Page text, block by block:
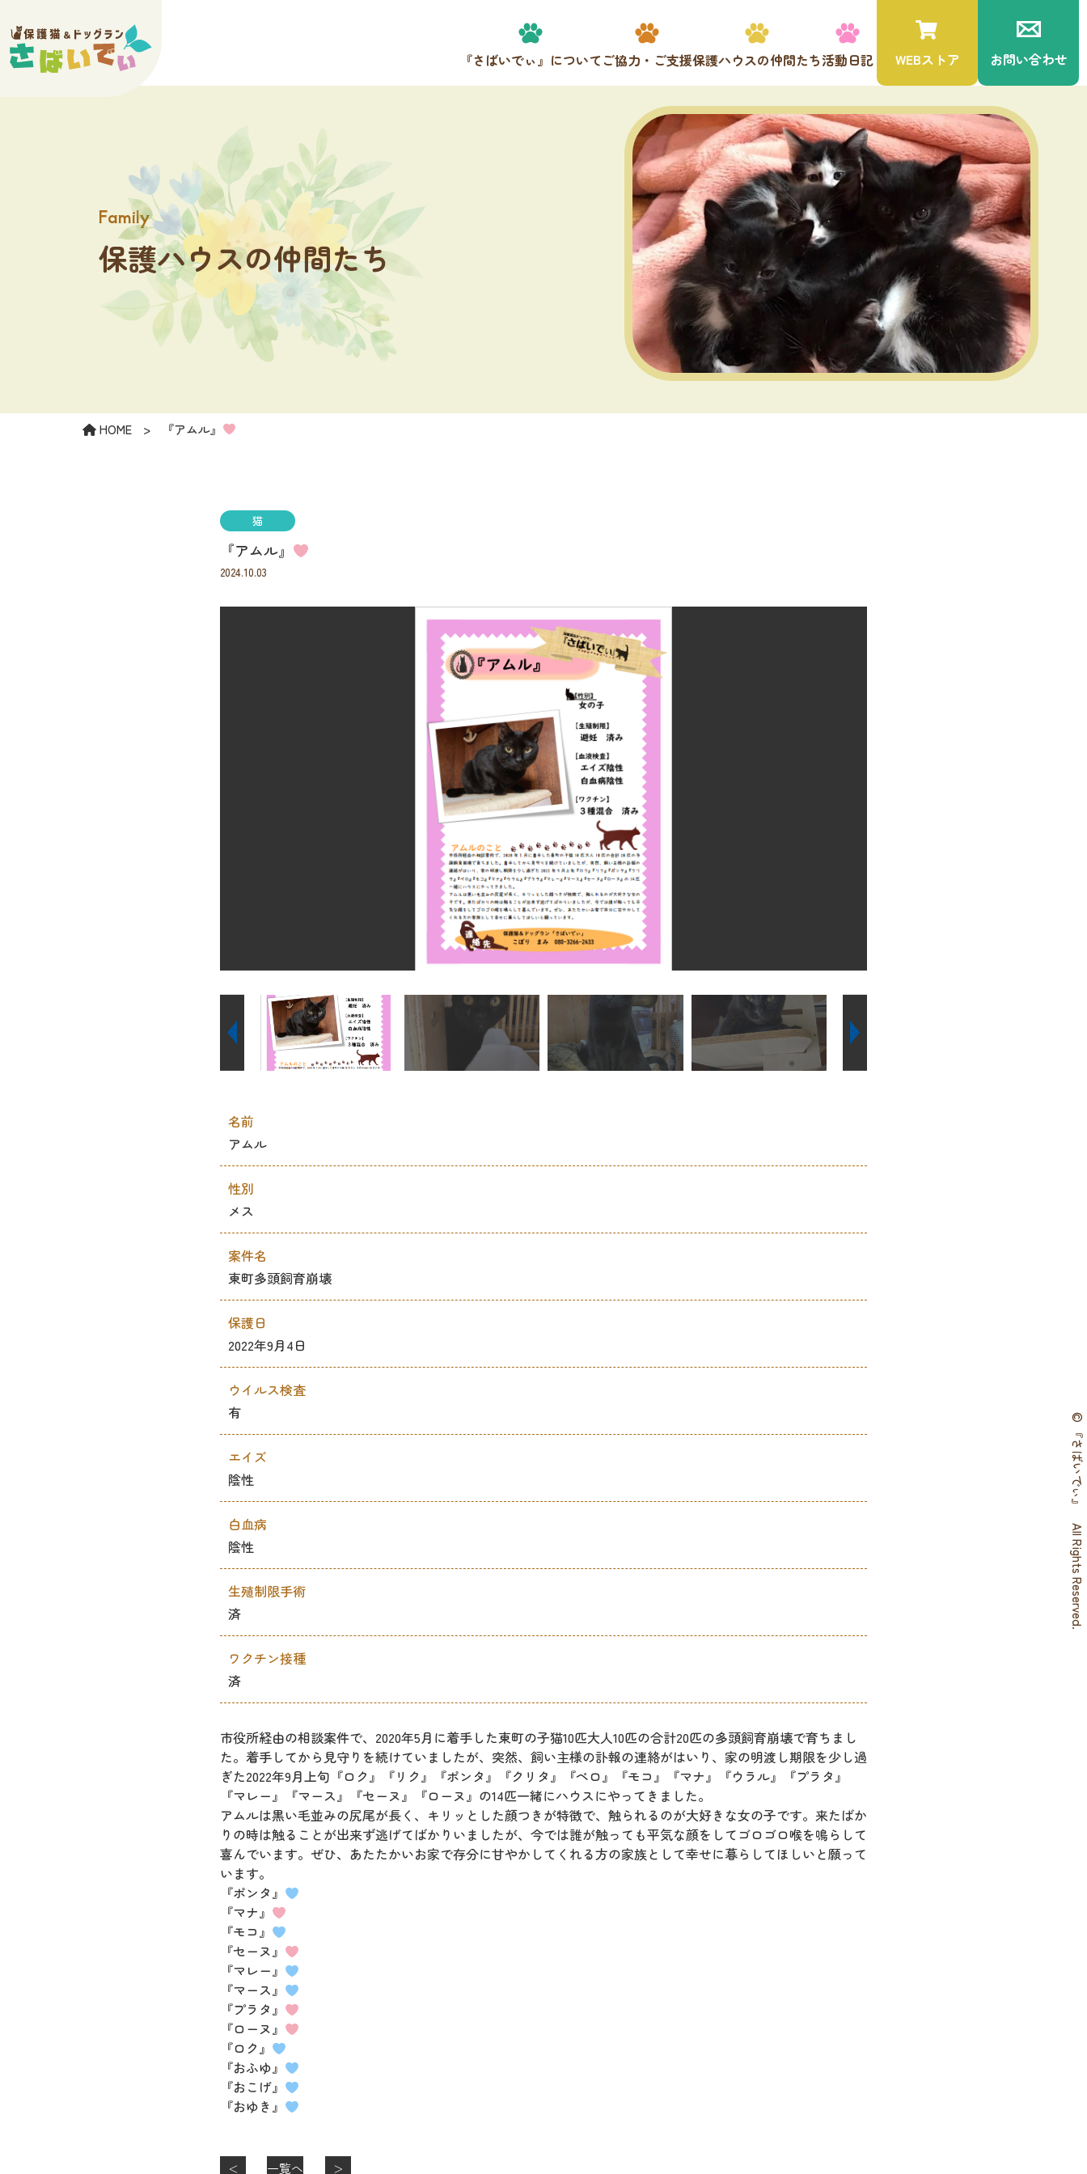
『さばいでぃ』について ご協力・ご支援保護ハウスの仲間たち活動日記 WEBストア お問い合わせ
family
保護ハウスの仲間たち
HOME > 『アムル』
猫
『アムル』
2024.10.03
名前
アムル
性別
メス
案件名
東町多頭飼育崩壊
保護日
2022年9月4日
ウイルス検査
有
エイズ
陰性
白血病
陰性
生殖制限手術
済
ワクチン接種
済
市役所経由の相談案件で、2020年5月に着手した東町の子猫10匹大人10匹の合計20匹の多頭飼育崩壊で育ちまし
た。着手してから見守りを続けていましたが、突然、飼い主様の訃報の連絡がはいり、家の明渡し期限を少し過
ぎた2022年9月上旬『ロク』『リク』『ポンタ』『クリタ』『ペロ』『モコ』『マナ』『ウラル』『プラタ』
『マレー』『マース』『セーヌ』『ローヌ』の14匹一緒にハウスにやってきました。
アムルは黒い毛並みの尻尾が長く、キリッとした顔つきが特徴で、触られるのが大好きな女の子です。来たばか
りの時は触ることが出来ず逃げてばかりいましたが、今では誰が触っても平気な顔をしてゴロゴロ喉を鳴らして
喜んでいます。ぜひ、あたたかいお家で存分に甘やかしてくれる方の家族として幸せに暮らしてほしいと願って
います。
『ポンタ』
『マナ』
『モコ』
『セーヌ』
『マレー』
『マース』
『プラタ』
『ローヌ』
『ロク』
『おふゆ』
『おこげ』
『おゆき』
＜ 一覧へ ＞
© 『さばいでぃ』
All Rights Reserved.